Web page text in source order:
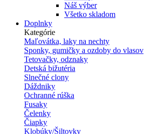
Náš výber
Všetko skladom
Doplnky
Kategórie
Maľovátka, laky na nechty
Sponky, gumičky a ozdoby do vlasov
Tetovačky, odznaky
Detská bižutéria
Slnečné clony
Dáždniky
Ochranné rúška
Fusaky
Čelenky
Čiapky
Klobúky/Šiltovky